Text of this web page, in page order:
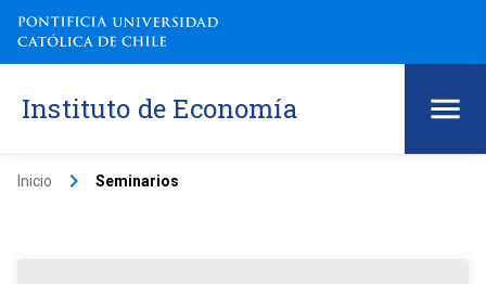
Instituto de Economía
Inicio keyboard_arrow_right Seminarios